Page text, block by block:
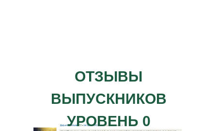
ОТЗЫВЫ
ВЫПУСКНИКОВ
УРОВЕНЬ 0